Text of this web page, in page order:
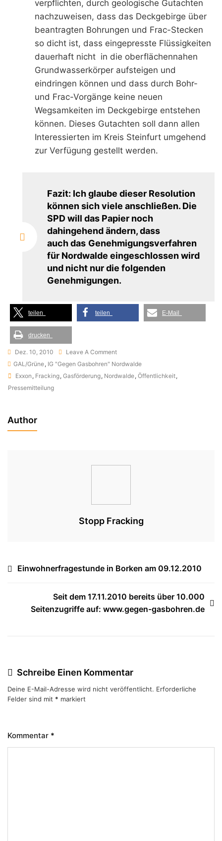
verpflichten, durch geologische Gutachten
nachzuweisen, dass das Deckgebirge über
beantragten Bohrungen und Frac-Stecken
so dicht ist, dass eingepresste Flüssigkeiten
dauerhaft nicht in die oberflächennahen
Grundwasserkörper aufsteigen und
eindringen können und dass durch Bohr-
und Frac-Vorgänge keine neuen
Wegsamkeiten im Deckgebirge entstehen
können. Dieses Gutachten soll dann allen
Interessierten im Kreis Steinfurt umgehend
zur Verfügung gestellt werden.
Fazit: Ich glaube dieser Resolution
können sich viele anschließen. Die
SPD will das Papier noch
dahingehend ändern, dass
auch das Genehmigungsverfahren
für Nordwalde eingeschlossen wird
und nicht nur die folgenden
Genehmigungen.
teilen teilen E-Mail
drucken
Dez. 10, 2010 Leave A CommentOn
Resolutionsvorschlag
Der
GAL/Grüne, IG "Gegen Gasbohren" Nordwalde
Tags
Exxon , Fracking, Gasförderung, Nordwalde, Öffentlichkeit,
Pressemitteilung
Author
Stopp Fracking
Beitragsnavigation
Einwohnerfragestunde in Borken am 09.12.2010
Seit dem 17.11.2010 bereits über 10.000
Seitenzugriffe auf: www.gegen-gasbohren.de
Schreibe Einen Kommentar
Deine E-Mail-Adresse wird nicht veröffentlicht. Erforderliche
Felder sind mit * markiert
Kommentar *